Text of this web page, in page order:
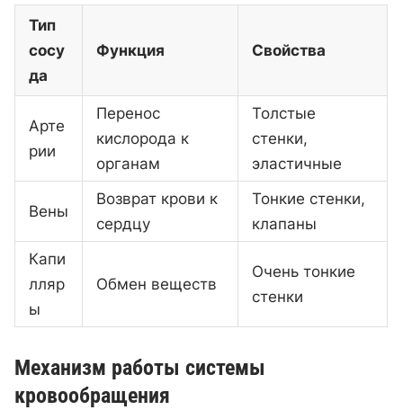
Тип
сосу
да
Функция Свойства
Арте
рии
Перенос
кислорода к
органам
Толстые
стенки,
эластичные
Вены
Возврат крови к
сердцу
Тонкие стенки,
клапаны
Капи
лляр
ы
Обмен веществ
Очень тонкие
стенки
Механизм работы системы
кровообращения